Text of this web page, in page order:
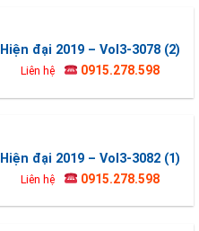
Hiện đại 2019 – Vol3-3078 (2)
Liên hệ 0915.278.598
Hiện đại 2019 – Vol3-3082 (1)
Liên hệ 0915.278.598